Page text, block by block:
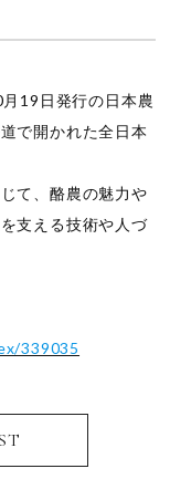
19日発行の日本農
で開かれた全日本
て、酪農の魅力や
支える技術や人づ
339035